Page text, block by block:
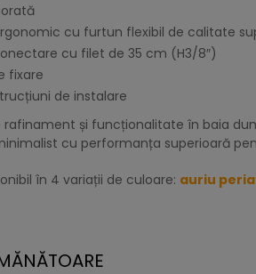
cu furtun flexibil de calitate
cu filet de 35 cm (H3/8″)
fixare
de instalare
rafinament și funcționalitate în baia
cu performanța superioară
în 4 variații de culoare: auriu